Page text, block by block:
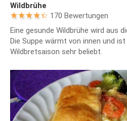
Wildbrühe
170 Bewertungen
Eine gesunde Wildbrühe wird aus
Die Suppe wärmt von innen und
Wildbretsaison sehr beliebt.